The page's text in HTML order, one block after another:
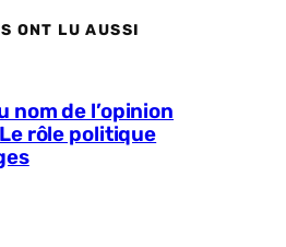
ONT LU AUSSI
nom de l’opinion
rôle politique